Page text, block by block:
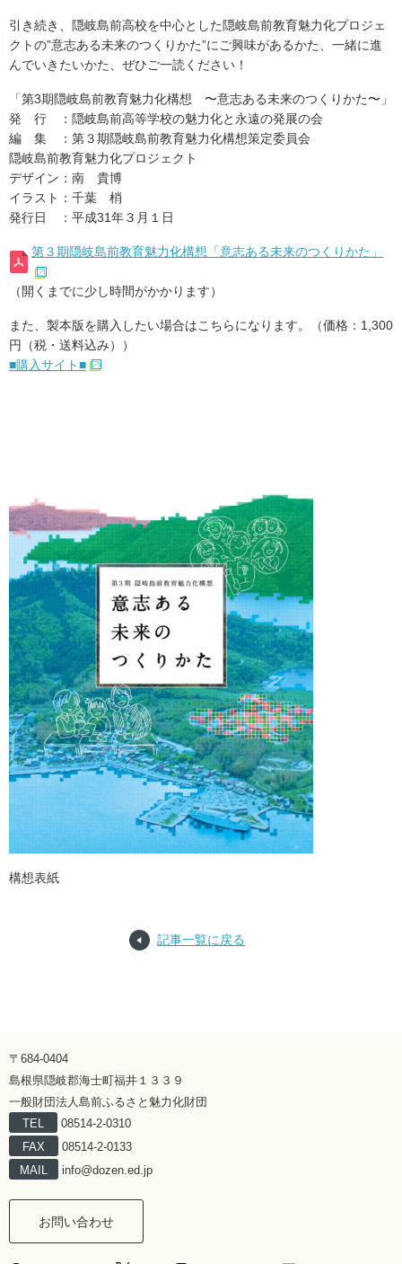
引き続き、隠岐島前高校を中心とした隠岐島前教育魅力化プロジェ
クトの”意志ある未来のつくりかた”にご興味があるかた、一緒に進
んでいきたいかた、ぜひご一読ください！
「第3期隠岐島前教育魅力化構想 〜意志ある未来のつくりかた〜」
発 行 ：隠岐島前高等学校の魅力化と永遠の発展の会
編 集 ：第３期隠岐島前教育魅力化構想策定委員会
隠岐島前教育魅力化プロジェクト
デザイン：南 貴博
イラスト：千葉 梢
発行日 ：平成31年３月１日
第３期隠岐島前教育魅力化構想「意志ある未来のつくりかた」
（開くまでに少し時間がかかります）
また、製本版を購入したい場合はこちらになります。（価格：1,300
円（税・送料込み））
■購入サイト■
構想表紙
記事一覧に戻る
〒684-0404
島根県隠岐郡海士町福井１３３９
一般財団法人島前ふるさと魅力化財団
TEL
08514-2-0310
FAX
08514-2-0133
MAIL
info@dozen.ed.jp
お問い合わせ